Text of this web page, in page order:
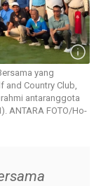
yang
and Country Club,
antaranggota
ANTARA FOTO/Ho-